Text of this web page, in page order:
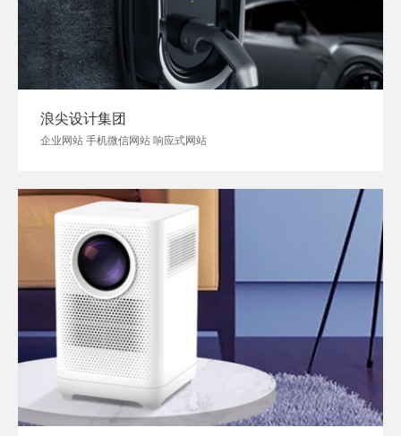
浪尖设计集团
企业网站 手机微信网站 响应式网站